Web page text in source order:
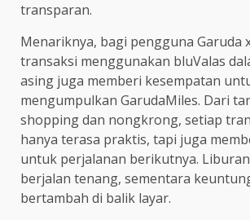
transparan.
Menariknya, bagi pengguna Garuda
transaksi menggunakan bluValas
asing juga memberi kesempatan
mengumpulkan GarudaMiles. Dari
shopping dan nongkrong, setiap
hanya terasa praktis, tapi juga
untuk perjalanan berikutnya.
berjalan tenang, sementara
bertambah di balik layar.